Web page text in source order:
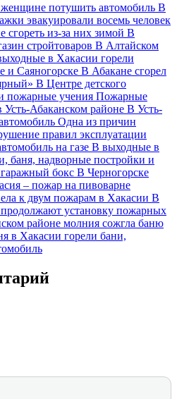
потушить автомобиль В
эвакуировали восемь человек
сгореть из-за них зимой В
стройтоваров В Алтайском
в Хакасии горели
и Саяногорске В Абакане сгорел
В Центре детского
пожарные учения Пожарные
Абаканском районе В Усть-
Одна из причин
правил эксплуатации
на газе В выходные в
баня, надворные постройки и
бокс В Черногорске
– пожар на пивоварне
к двум пожарам в Хакасии В
установку пожарных
районе молния сожгла баню
в Хакасии горели бани,